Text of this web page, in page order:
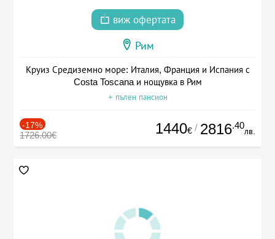
виж офертата
Рим
Круиз Средиземно море: Италия, Франция и Испания с
Costa Toscana и нощувка в Рим
+ пълен пансион
-17%
1726.00€ 1440€ / 2816.40
лв.